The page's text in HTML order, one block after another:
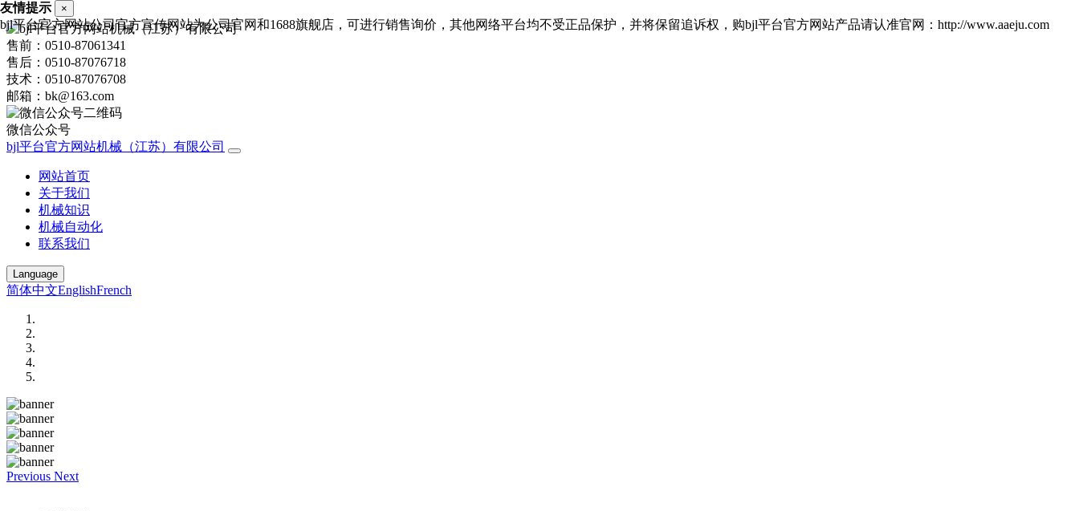
售前：0510-87061341
售后：0510-87076718
技术：0510-87076708
邮箱：bk@163.com
微信公众号
bjl平台官方网站机械（江苏）有限公司
网站首页
关于我们
机械知识
机械自动化
联系我们
Language
简体中文EnglishFrench
Previous Next
友情提示 ×
bjl平台官方网站公司官方宣传网站为公司官网和1688旗舰店，可进行销售询价，其他网络平台均不受正品保护，并将保留追诉权，购bjl平台官方网站产品请认准官网：http://www.aaeju.com